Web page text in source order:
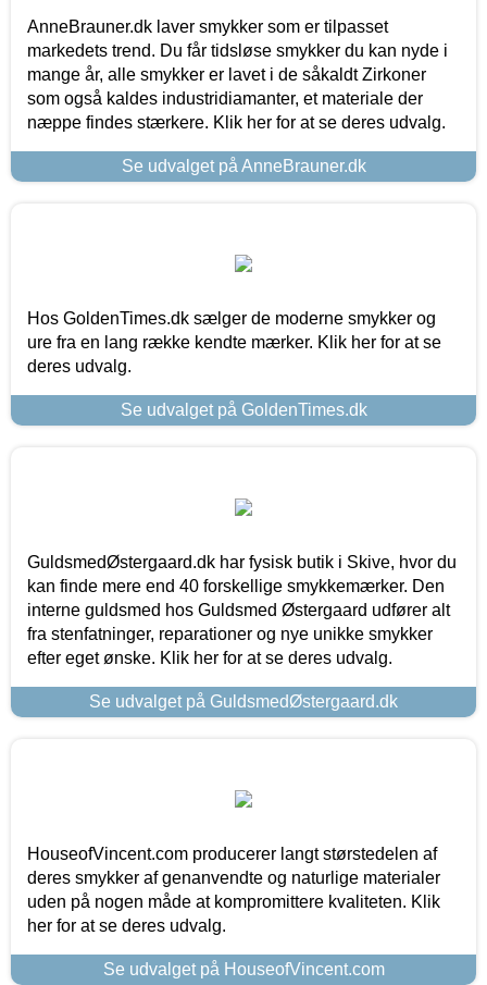
AnneBrauner.dk laver smykker som er tilpasset
markedets trend. Du får tidsløse smykker du kan nyde i
mange år, alle smykker er lavet i de såkaldt Zirkoner
som også kaldes industridiamanter, et materiale der
næppe findes stærkere. Klik her for at se deres udvalg.
Se udvalget på AnneBrauner.dk
Hos GoldenTimes.dk sælger de moderne smykker og
ure fra en lang række kendte mærker. Klik her for at se
deres udvalg.
Se udvalget på GoldenTimes.dk
GuldsmedØstergaard.dk har fysisk butik i Skive, hvor du
kan finde mere end 40 forskellige smykkemærker. Den
interne guldsmed hos Guldsmed Østergaard udfører alt
fra stenfatninger, reparationer og nye unikke smykker
efter eget ønske. Klik her for at se deres udvalg.
Se udvalget på GuldsmedØstergaard.dk
HouseofVincent.com producerer langt størstedelen af
deres smykker af genanvendte og naturlige materialer
uden på nogen måde at kompromittere kvaliteten. Klik
her for at se deres udvalg.
Se udvalget på HouseofVincent.com